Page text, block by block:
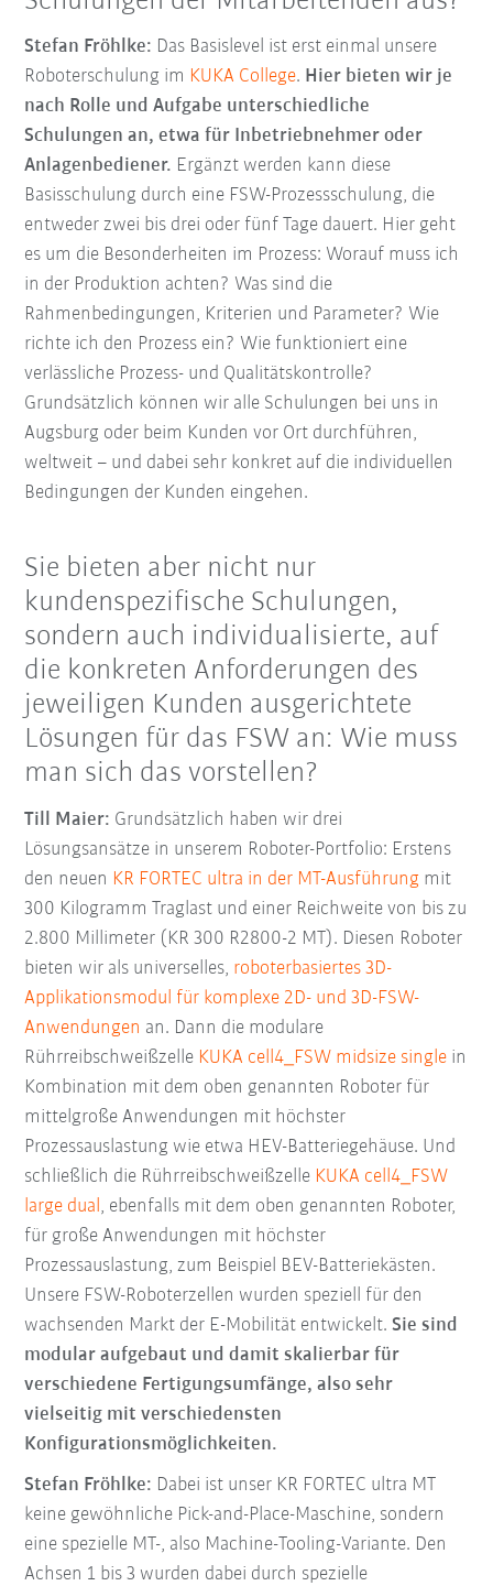
Stefan Fröhlke: Das Basislevel ist erst einmal unsere
Roboterschulung im KUKA College. Hier bieten wir je
nach Rolle und Aufgabe unterschiedliche
Schulungen an, etwa für Inbetriebnehmer oder
Anlagenbediener. Ergänzt werden kann diese
Basisschulung durch eine FSW-Prozessschulung, die
entweder zwei bis drei oder fünf Tage dauert. Hier geht
es um die Besonderheiten im Prozess: Worauf muss ich
in der Produktion achten? Was sind die
Rahmenbedingungen, Kriterien und Parameter? Wie
richte ich den Prozess ein? Wie funktioniert eine
verlässliche Prozess- und Qualitätskontrolle?
Grundsätzlich können wir alle Schulungen bei uns in
Augsburg oder beim Kunden vor Ort durchführen,
weltweit – und dabei sehr konkret auf die individuellen
Bedingungen der Kunden eingehen.
Sie bieten aber nicht nur
kundenspezifische Schulungen,
sondern auch individualisierte, auf
die konkreten Anforderungen des
jeweiligen Kunden ausgerichtete
Lösungen für das FSW an: Wie muss
man sich das vorstellen?
Till Maier: Grundsätzlich haben wir drei
Lösungsansätze in unserem Roboter-Portfolio: Erstens
den neuen KR FORTEC ultra in der MT-Ausführung mit
300 Kilogramm Traglast und einer Reichweite von bis zu
2.800 Millimeter (KR 300 R2800-2 MT). Diesen Roboter
bieten wir als universelles, roboterbasiertes 3D-
Applikationsmodul für komplexe 2D- und 3D-FSW-
Anwendungen an. Dann die modulare
Rührreibschweißzelle KUKA cell4_FSW midsize single in
Kombination mit dem oben genannten Roboter für
mittelgroße Anwendungen mit höchster
Prozessauslastung wie etwa HEV-Batteriegehäuse. Und
schließlich die Rührreibschweißzelle KUKA cell4_FSW
large dual, ebenfalls mit dem oben genannten Roboter,
für große Anwendungen mit höchster
Prozessauslastung, zum Beispiel BEV-Batteriekästen.
Unsere FSW-Roboterzellen wurden speziell für den
wachsenden Markt der E-Mobilität entwickelt.Sie sind
modular aufgebaut und damit skalierbar für
verschiedene Fertigungsumfänge, also sehr
vielseitig mit verschiedensten
Konfigurationsmöglichkeiten.
Stefan Fröhlke: Dabei ist unser KR FORTEC ultra MT
keine gewöhnliche Pick-and-Place-Maschine, sondern
eine spezielle MT-, also Machine-Tooling-Variante. Den
Achsen 1 bis 3 wurden dabei durch spezielle